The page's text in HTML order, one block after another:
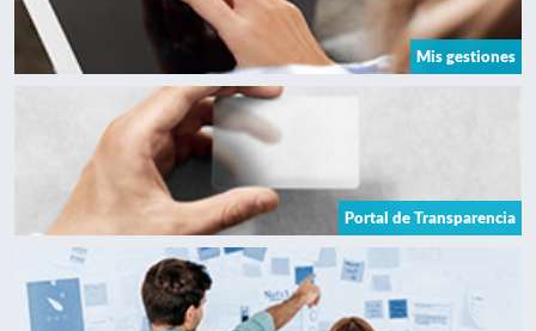
Mis gestiones
Portal de Transparencia